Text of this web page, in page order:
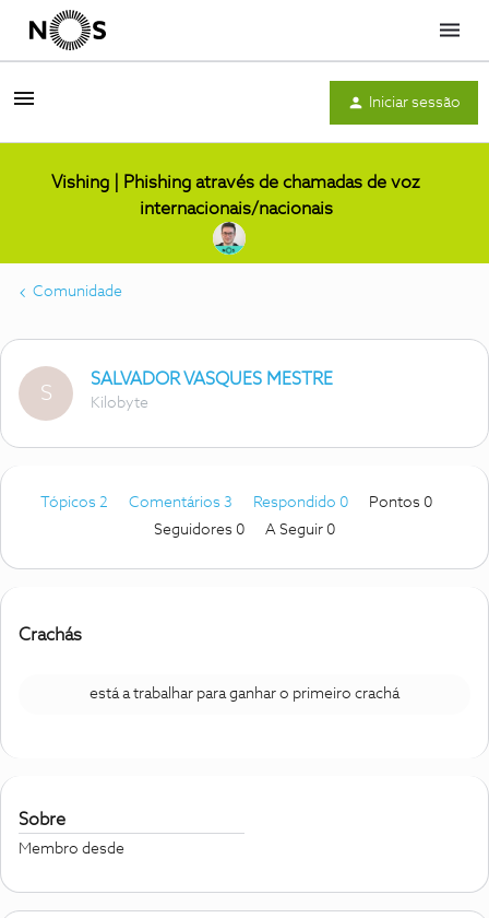
Menu
Iniciar sessão
Vishing | Phishing através de chamadas de voz
internacionais/nacionais
Comunidade
S
SALVADOR VASQUES MESTRE
Kilobyte
Tópicos 2 Comentários 3 Respondido 0
Pontos 0
Seguidores 0 A Seguir 0
Crachás
está a trabalhar para ganhar o primeiro crachá
Sobre
Membro desde